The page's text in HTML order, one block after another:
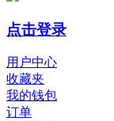
点击登录
用户中心
收藏夹
我的钱包
订单